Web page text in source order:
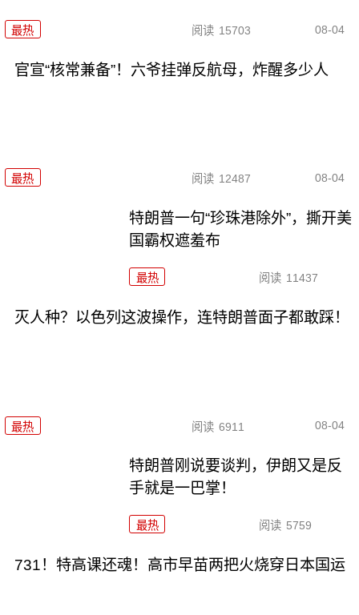
最热 阅读 15703 08-04
官宣“核常兼备”！六爷挂弹反航母，炸醒多少人
最热 阅读 12487 08-04
特朗普一句“珍珠港除外”，撕开美
国霸权遮羞布
最热 阅读 11437
灭人种？以色列这波操作，连特朗普面子都敢踩！
最热 阅读 6911 08-04
特朗普刚说要谈判，伊朗又是反
手就是一巴掌！
最热 阅读 5759
731！特高课还魂！高市早苗两把火烧穿日本国运